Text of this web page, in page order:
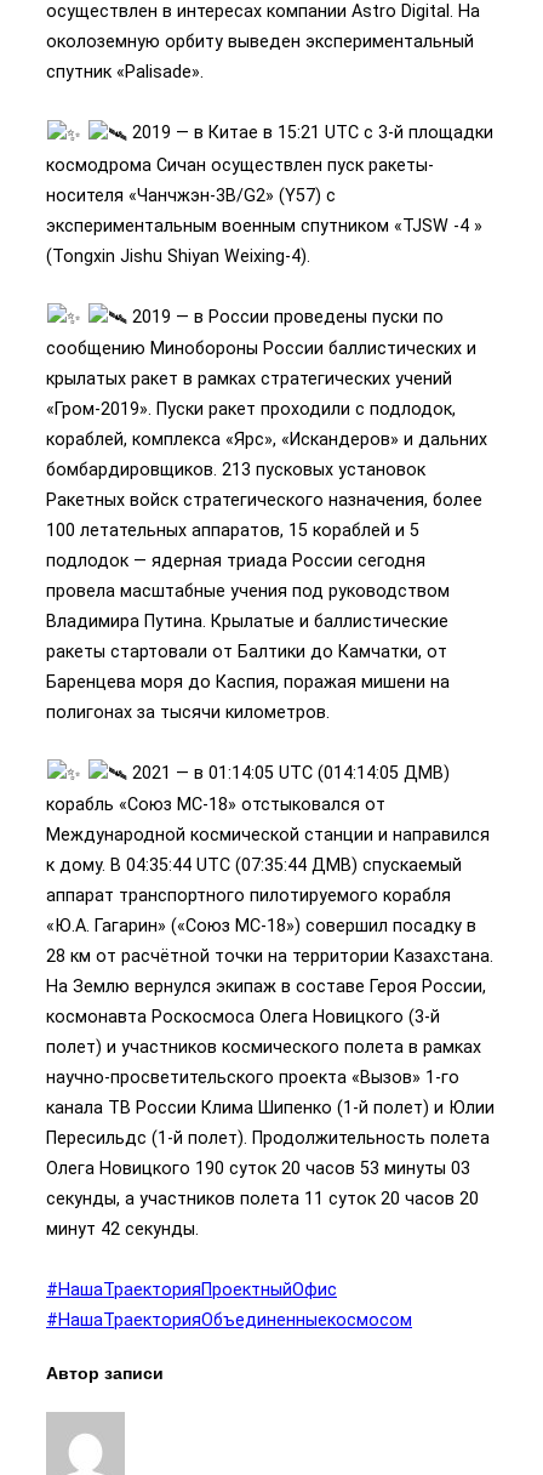
осуществлен в интересах компании Astro Digital. На
околоземную орбиту выведен экспериментальный
спутник «Palisade».
2019 — в Китае в 15:21 UTC с 3-й площадки
космодрома Сичан осуществлен пуск ракеты-
носителя «Чанчжэн-3В/G2» (Y57) с
экспериментальным военным спутником «TJSW -4 »
(Tongxin Jishu Shiyan Weixing-4).
2019 — в России проведены пуски по
сообщению Минобороны России баллистических и
крылатых ракет в рамках стратегических учений
«Гром-2019». Пуски ракет проходили с подлодок,
кораблей, комплекса «Ярс», «Искандеров» и дальних
бомбардировщиков. 213 пусковых установок
Ракетных войск стратегического назначения, более
100 летательных аппаратов, 15 кораблей и 5
подлодок — ядерная триада России сегодня
провела масштабные учения под руководством
Владимира Путина. Крылатые и баллистические
ракеты стартовали от Балтики до Камчатки, от
Баренцева моря до Каспия, поражая мишени на
полигонах за тысячи километров.
2021 — в 01:14:05 UTC (014:14:05 ДМВ)
корабль «Союз МС-18» отстыковался от
Международной космической станции и направился
к дому. В 04:35:44 UTC (07:35:44 ДМВ) спускаемый
аппарат транспортного пилотируемого корабля
«Ю.А. Гагарин» («Союз МС-18») совершил посадку в
28 км от расчётной точки на территории Казахстана.
На Землю вернулся экипаж в составе Героя России,
космонавта Роскосмоса Олега Новицкого (3-й
полет) и участников космического полета в рамках
научно-просветительского проекта «Вызов» 1-го
канала ТВ России Клима Шипенко (1-й полет) и Юлии
Пересильдс (1-й полет). Продолжительность полета
Олега Новицкого 190 суток 20 часов 53 минуты 03
секунды, а участников полета 11 суток 20 часов 20
минут 42 секунды.
#НашаТраекторияПроектныйОфис
#НашаТраекторияОбъединенныекосмосом
Автор записи